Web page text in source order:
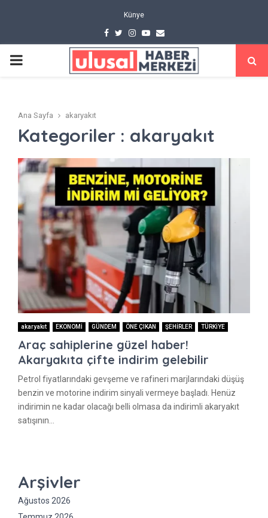
Künye
Facebook
TwitterInstagram
Youtube
Email
PRIMARY
Ana Sayfa akaryakıt
Kategoriler : akaryakıt
akaryakıt EKONOMİ GÜNDEM ÖNE ÇIKAN ŞEHİRLER TÜRKİYE
Araç sahiplerine güzel haber!
Akaryakıta çifte indirim gelebilir
Petrol fiyatlarındaki gevşeme ve rafineri marjlarındaki düşüş
benzin ve motorine indirim sinyali vermeye başladı. Henüz
indirimin ne kadar olacağı belli olmasa da indirimli akaryakıt
satışının...
Arşivler
Ağustos 2026